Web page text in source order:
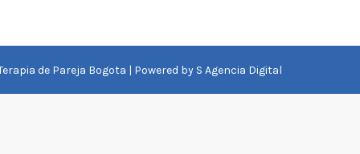
de Pareja Bogota | Powered by S Agencia Digital